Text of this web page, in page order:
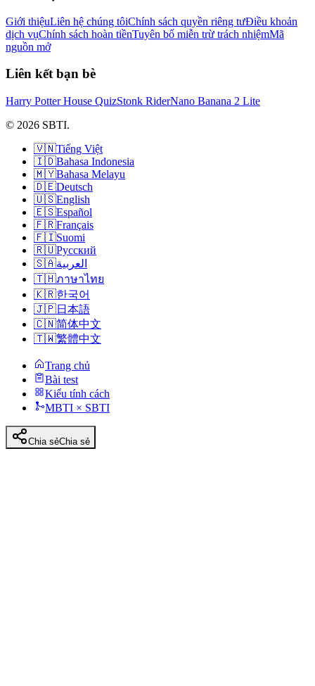
Giới thiệuLiên hệ chúng tôiChính sách quyền riêng tưĐiều khoản
dịch vụChính sách hoàn tiềnTuyên bố miễn trừ trách nhiệmMã
nguồn mở
Liên kết bạn bè
Harry Potter House QuizStonk RiderNano Banana 2 Lite
© 2026 SBTI.
🇻🇳Tiếng Việt
🇮🇩Bahasa Indonesia
🇲🇾Bahasa Melayu
🇩🇪Deutsch
🇺🇸English
🇪🇸Español
🇫🇷Français
🇫🇮Suomi
🇷🇺Русский
🇸🇦العربية
🇹🇭ภาษาไทย
🇰🇷한국어
🇯🇵日本語
🇨🇳简体中文
🇹🇼繁體中文
Trang chủ
Bài test
Kiểu tính cách
MBTI × SBTI
Chia sẻChia sẻ